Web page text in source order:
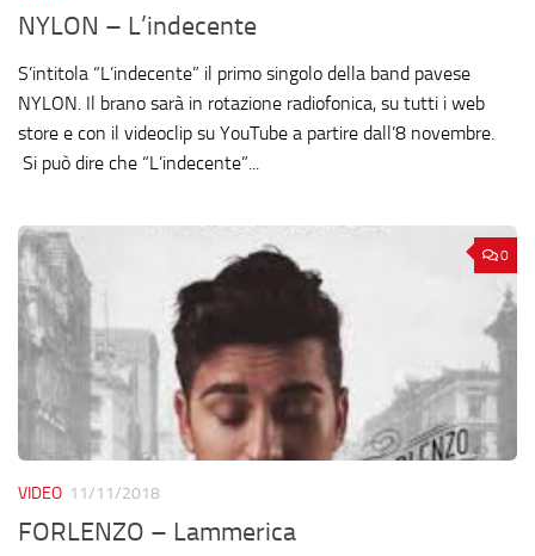
NYLON – L’indecente
S’intitola “L’indecente” il primo singolo della band pavese
NYLON. Il brano sarà in rotazione radiofonica, su tutti i web
store e con il videoclip su YouTube a partire dall’8 novembre.
Si può dire che “L’indecente”...
0
VIDEO 11/11/2018
FORLENZO – Lammerica